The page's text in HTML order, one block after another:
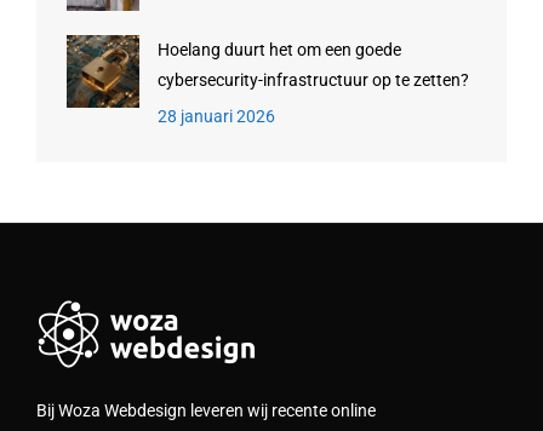
Hoelang duurt het om een goede
cybersecurity-infrastructuur op te zetten?
28 januari 2026
Bij Woza Webdesign leveren wij recente online